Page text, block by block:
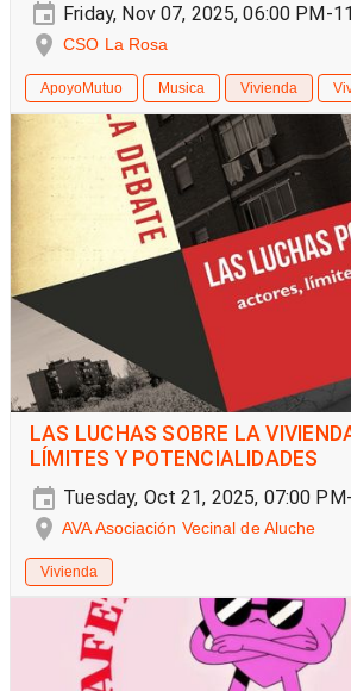
Friday, Nov 07, 2025, 06:00 PM-
CSO La Rosa
ApoyoMutuo Musica Vivienda
LAS LUCHAS SOBRE LA
LÍMITES Y POTENCIALIDADES
Tuesday, Oct 21, 2025, 07:00
AVA Asociación Vecinal de Aluche
Vivienda